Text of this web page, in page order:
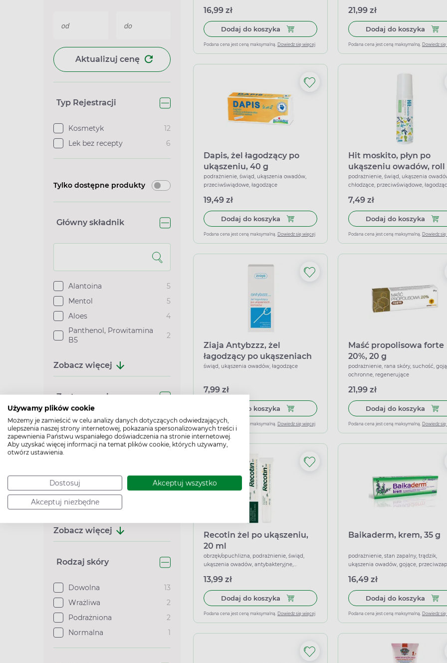
Używamy plików cookie
Możemy je zamieścić w celu analizy danych dotyczących odwiedzających,
ulepszenia naszej strony internetowej, pokazania spersonalizowanych treści i
zapewnienia Państwu wspaniałego doświadczenia na stronie internetowej.
Aby uzyskać więcej informacji na temat plików cookie, których używamy,
otwórz ustawienia.
Dostosuj Akceptuj wszystko
Akceptuj niezbędne
Aktualizuj cenę
Typ Rejestracji
Kosmetyk
12
Lek bez recepty
6
Tylko dostępne produkty
Główny składnik
Alantoina
5
Mentol
5
Aloes
4
Panthenol, Prowitamina
B5
2
Zobacz więcej
Zastosowanie
Świąd
13
Podrażnienie
11
Alergia
Zobacz więcej
Rodzaj skóry
Dowolna
13
Wrażliwa
2
Podrażniona
2
Normalna
1
16,99 zł
Dodaj do koszyka Dodaj do koszyka Recotin, plastry po ukąszeniu
Podana cena jest ceną maksymalną. Dowiedz się więcej
21,99 zł
Dodaj do koszyka
Podana cena jest ceną maksymalną. Dowiedz
Dapis, żel łagodzący po
ukąszeniu, 40 g
podrażnienie, świąd, ukąszenia owadów,
przeciwświądowe, łagodzące
19,49 zł
Dodaj do koszyka Dodaj do koszyka Dapis, żel łagodzący po
Podana cena jest ceną maksymalną. Dowiedz się więcej
Hit moskito, płyn po
ukąszeniu owadów, roll
10 ml
podrażnienie, świąd, ukąszenia
chłodzące, przeciwświądowe,
7,49 zł
Dodaj do koszyka
Podana cena jest ceną maksymalną. Dowiedz
Ziaja Antybzzz, żel
łagodzący po ukąszeniach
komarów, 30 ml
świąd, ukąszenia owadów, łagodzące
7,99 zł
Dodaj do koszyka Dodaj do koszyka Ziaja Antybzzz, żel
Podana cena jest ceną maksymalną. Dowiedz się więcej
Maść propolisowa forte
20%, 20 g
podrażnienie, rana skóry, suchość,
ochronne, regenerujące
21,99 zł
Dodaj do koszyka
Podana cena jest ceną maksymalną. Dowiedz
Recotin żel po ukąszeniu,
20 ml
obrzęk/opuchlizna, podrażnienie, świąd,
ukąszenia owadów, antybakteryjne,
przeciwświądowe, przeciwwirusowe,
regenerujące, łagodzące
13,99 zł
Dodaj do koszyka Dodaj do koszyka Recotin żel po ukąszeniu, 20 ml
Podana cena jest ceną maksymalną. Dowiedz się więcej
Baikaderm, krem, 35 g
podrażnienie, stan zapalny, trądzik,
ukąszenia owadów, gojące,
16,49 zł
Dodaj do koszyka
Podana cena jest ceną maksymalną. Dowiedz